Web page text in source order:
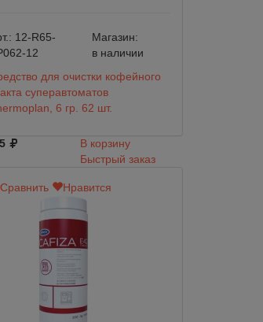
12-R65-
12
Магазин:
в наличии
для очистки кофейного
суперавтоматов
6 гр. 62 шт.
В корзину
Быстрый заказ
Сравнить Нравится